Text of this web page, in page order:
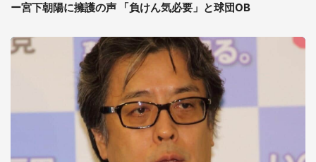
ー宮下朝陽に擁護の声 「負けん気必要」と球団OB